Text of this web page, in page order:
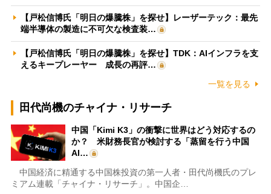
【戸松信博氏「明日の爆騰株」を探せ】レーザーテック：最先
端半導体の製造に不可欠な検査装…
【戸松信博氏「明日の爆騰株」を探せ】TDK：AIインフラを支
えるキープレーヤー 成長の再評…
一覧を見る
田代尚機のチャイナ・リサーチ
中国「Kimi K3」の衝撃に世界はどう対応するの
か？ 米財務長官が検討する「蒸留を行う中国
AI…
中国経済に精通する中国株投資の第一人者・田代尚機氏のプレ
ミアム連載「チャイナ・リサーチ」。中国企…